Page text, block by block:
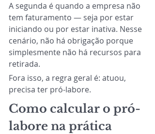
A segunda é quando a empresa não
tem faturamento — seja por estar
iniciando ou por estar inativa. Nesse
cenário, não há obrigação porque
simplesmente não há recursos para
retirada.
Fora isso, a regra geral é: atuou,
precisa ter pró-labore.
Como calcular o pró-
labore na prática